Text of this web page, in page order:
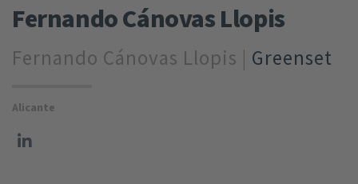
Fernando Cánovas Llopis
Fernando Cánovas Llopis | Greenset
Alicante